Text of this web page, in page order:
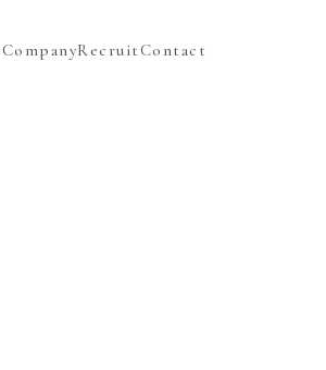
CompanyRecruitContact